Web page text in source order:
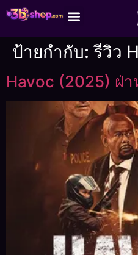
ป้ายกำกับ:รีวิว
Havoc (2025) ฝ่า